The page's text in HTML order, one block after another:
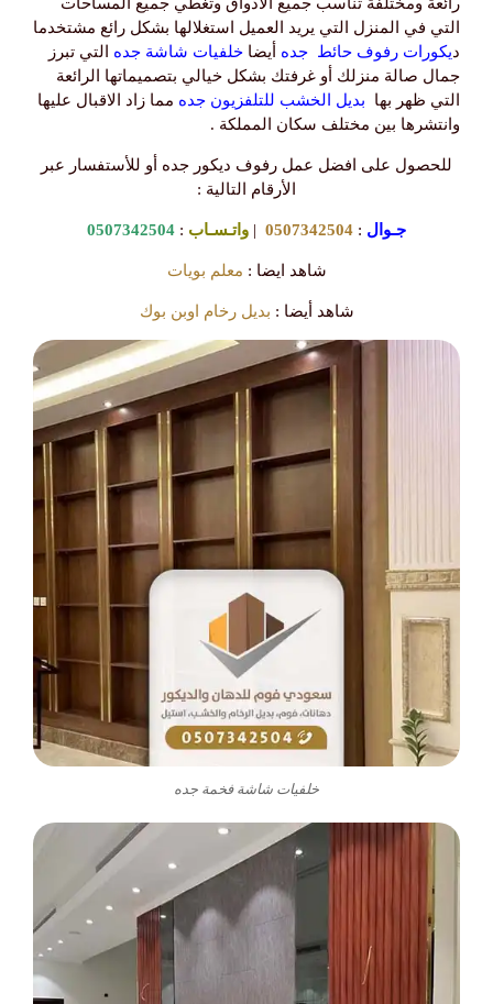
التي في المنزل التي يريد العميل استغلالها بشكل رائع مشتخدما
ديكورات رفوف حائط جده أيضا خلفيات شاشة جده التي تبرز
جمال صالة منزلك أو غرفتك بشكل خيالي بتصميماتها الرائعة
التي ظهر بها بديل الخشب للتلفزيون جده مما زاد الاقبال عليها
وانتشرها بين مختلف سكان المملكة .
للحصول على افضل عمل رفوف ديكور جده أو للأستفسار عبر
الأرقام التالية :
جـوال :
0507342504
| واتـسـاب :
0507342504
شاهد ايضا : معلم بويات
شاهد أيضا : بديل رخام اوبن بوك
خلفيات شاشة فخمة جده